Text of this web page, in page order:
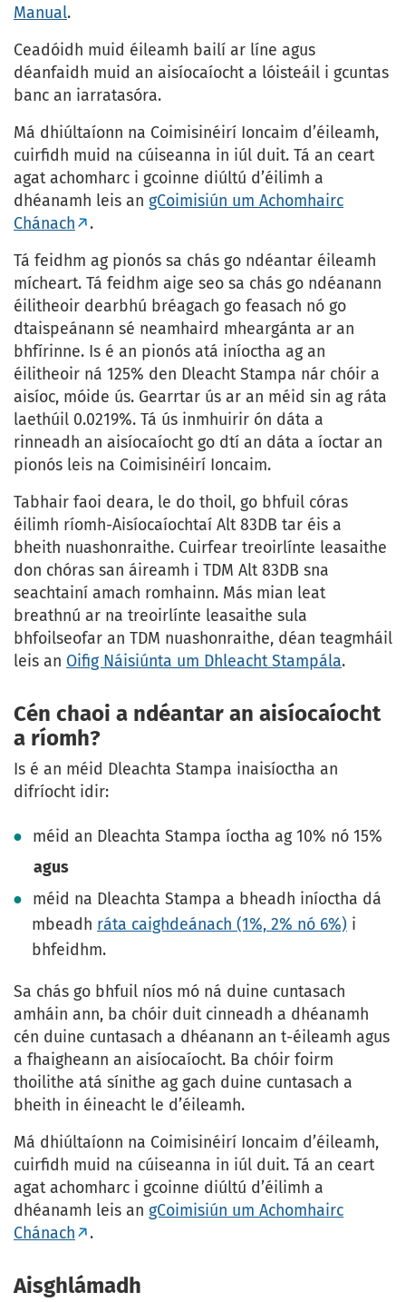
Manual.
Ceadóidh muid éileamh bailí ar líne agus
déanfaidh muid an aisíocaíocht a lóisteáil i gcuntas
banc an iarratasóra.
Má dhiúltaíonn na Coimisinéirí Ioncaim d’éileamh,
cuirfidh muid na cúiseanna in iúl duit. Tá an ceart
agat achomharc i gcoinne diúltú d’éilimh a
dhéanamh leis an gCoimisiún um Achomhairc
Chánach
.
Tá feidhm ag pionós sa chás go ndéantar éileamh
mícheart. Tá feidhm aige seo sa chás go ndéanann
éilitheoir dearbhú bréagach go feasach nó go
dtaispeánann sé neamhaird mheargánta ar an
bhfírinne. Is é an pionós atá iníoctha ag an
éilitheoir ná 125% den Dleacht Stampa nár chóir a
aisíoc, móide ús. Gearrtar ús ar an méid sin ag ráta
laethúil 0.0219%. Tá ús inmhuirir ón dáta a
rinneadh an aisíocaíocht go dtí an dáta a íoctar an
pionós leis na Coimisinéirí Ioncaim.
Tabhair faoi deara, le do thoil, go bhfuil córas
éilimh ríomh-Aisíocaíochtaí Alt 83DB tar éis a
bheith nuashonraithe. Cuirfear treoirlínte leasaithe
don chóras san áireamh i TDM Alt 83DB sna
seachtainí amach romhainn. Más mian leat
breathnú ar na treoirlínte leasaithe sula
bhfoilseofar an TDM nuashonraithe, déan teagmháil
leis an Oifig Náisiúnta um Dhleacht Stampála.
Cén chaoi a ndéantar an aisíocaíocht
a ríomh?
Is é an méid Dleachta Stampa inaisíoctha an
difríocht idir:
méid an Dleachta Stampa íoctha ag 10% nó 15%
agus
méid na Dleachta Stampa a bheadh iníoctha dá
mbeadh ráta caighdeánach (1%, 2% nó 6%) i
bhfeidhm.
Sa chás go bhfuil níos mó ná duine cuntasach
amháin ann, ba chóir duit cinneadh a dhéanamh
cén duine cuntasach a dhéanann an t-éileamh agus
a fhaigheann an aisíocaíocht. Ba chóir foirm
thoilithe atá sínithe ag gach duine cuntasach a
bheith in éineacht le d’éileamh.
Má dhiúltaíonn na Coimisinéirí Ioncaim d’éileamh,
cuirfidh muid na cúiseanna in iúl duit. Tá an ceart
agat achomharc i gcoinne diúltú d’éilimh a
dhéanamh leis an gCoimisiún um Achomhairc
Chánach
.
Aisghlámadh